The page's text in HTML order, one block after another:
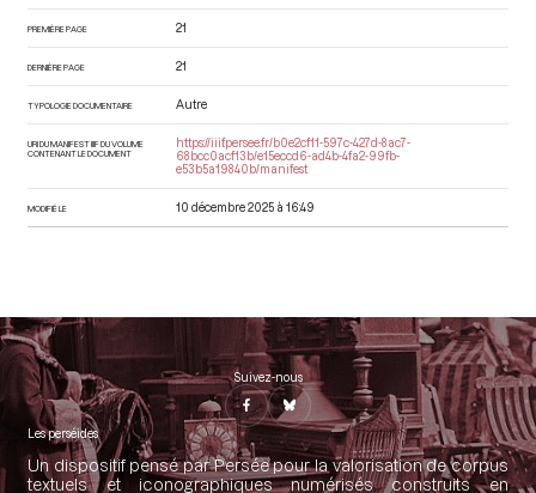
PREMIÈRE PAGE 21
DERNIÈRE PAGE 21
TYPOLOGIE DOCUMENTAIRE Autre
URI DU MANIFEST IIIF DU VOLUME
CONTENANT LE DOCUMENT
https://iiif.persee.fr/b0e2cf11-597c-427d-8ac7-
68bcc0acf13b/e15eccd6-ad4b-4fa2-99fb-
e53b5a19840b/manifest
MODIFIÉ LE 10 décembre 2025 à 16:49
Suivez-nous
Les perséides
Un dispositif pensé par Persée pour la valorisation de corpus
textuels et iconographiques numérisés construits en